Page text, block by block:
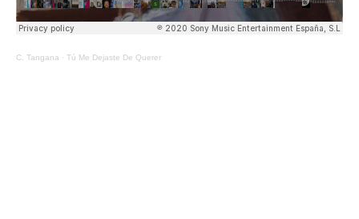
C. Tangana · Tú Me Dejaste De Querer